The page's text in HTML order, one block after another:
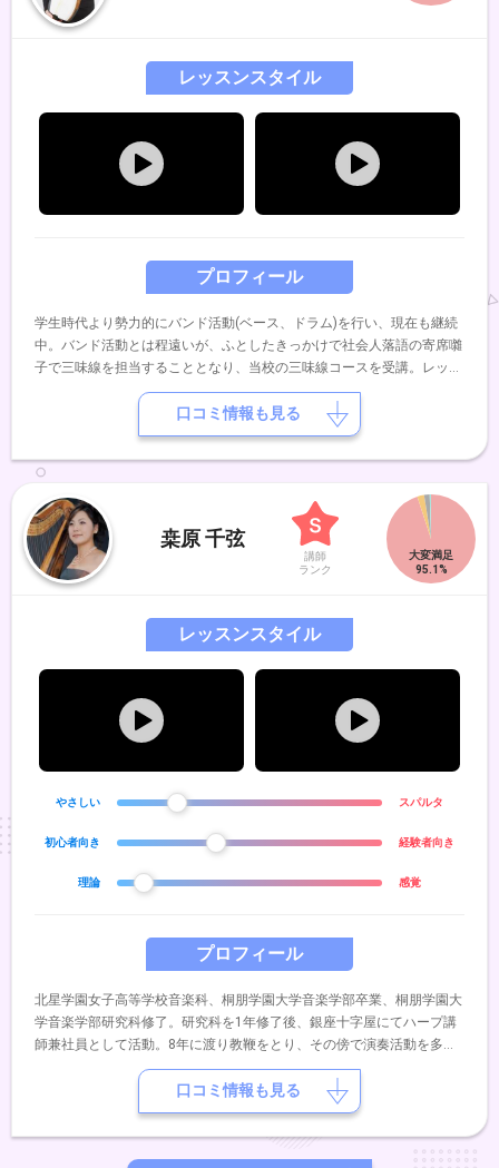
プロフィール
学生時代より勢力的にバンド活動(ベース、ドラム)を行い、現在も継続
中。バンド活動とは程遠いが、ふとしたきっかけで社会人落語の寄席囃
子で三味線を担当することとなり、当校の三味線コースを受講。レッス
ンを重ね、卒業と同時に講師を務める。
レッスンスタイル
口コミ情報も見る
桒原 千弦
講師
ランク
プロフィール
北星学園女子高等学校音楽科、桐朋学園大学音楽学部卒業、桐朋学園大
学音楽学部研究科修了。研究科を1年修了後、銀座十字屋にてハープ講
師兼社員として活動。8年に渡り教鞭をとり、その傍で演奏活動を多数
行う。新日本フィル、東京シティフィル、札幌交響楽団、ボローニャフ
ィル管弦楽団などオーケストラにてエキストラ演奏。公共施設でのゲス
ト出演。2016年に銀座十字屋ホールにてソロリサイタルを開催。大好
評を博す。同年、雑誌「江戸楽」にてインタビューを行い、表紙を飾
る。2017年にはサウジアラビアで結成されたさわかみ財団ジャパンフ
レッスンスタイル
やさしい スパルタ
初心者向き 経験者向き
理論 感覚
口コミ情報も見る